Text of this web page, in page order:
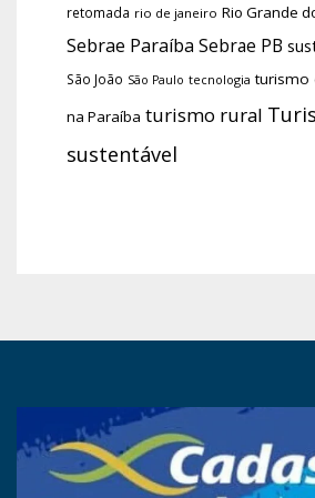
retomada rio de janeiro Rio Grande
Sebrae Paraíba Sebrae PB
São João São Paulo tecnologia turismo
na Paraíba turismo rural
sustentável